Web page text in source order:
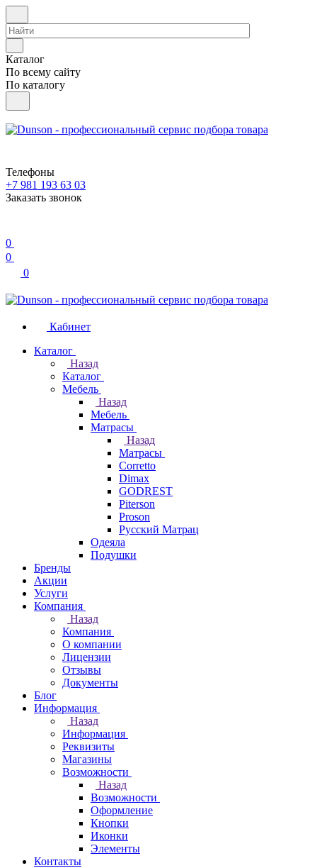
Каталог
По всему сайту
По каталогу
Телефоны
+7 981 193 63 03
Заказать звонок
0
0
0
Кабинет
Каталог
Назад
Каталог
Мебель
Назад
Мебель
Матрасы
Назад
Матрасы
Corretto
Dimax
GODREST
Piterson
Proson
Русский Матрац
Одеяла
Подушки
Бренды
Акции
Услуги
Компания
Назад
Компания
О компании
Лицензии
Отзывы
Документы
Блог
Информация
Назад
Информация
Реквизиты
Магазины
Возможности
Назад
Возможности
Оформление
Кнопки
Иконки
Элементы
Контакты